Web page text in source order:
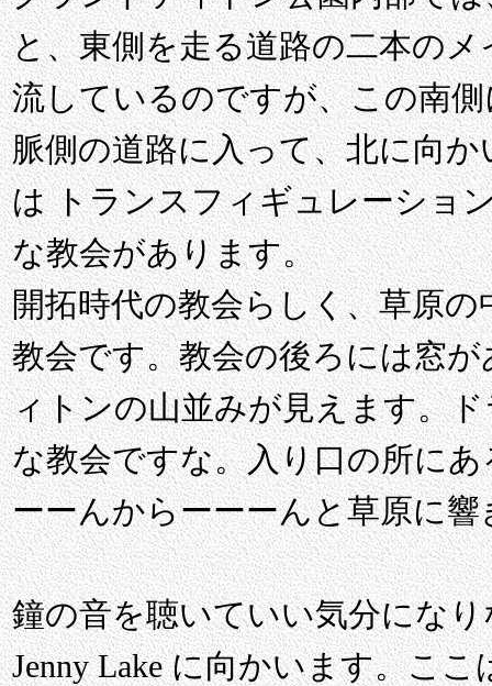
と、東側を走る道路の二本の
流しているのですが、この南側
脈側の道路に入って、北に向か
は トランスフィギュレーショ
な教会があります。
開拓時代の教会らしく、草原
教会です。教会の後ろには窓
ィトンの山並みが見えます。
な教会ですな。入り口の所に
ーーんからーーーんと草原に
鐘の音を聴いていい気分にな
Jenny Lake に向かいます。こ